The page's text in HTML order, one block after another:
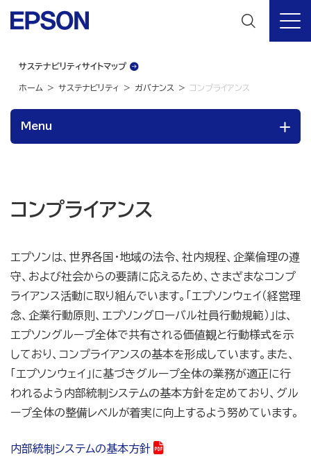
サステナビリティサイトマップ
ホーム サステナビリティ ガバナンス コンプライアンス
Menu
コンプライアンス
エプソンは、世界各国・地域の法令、社内規程、企業倫理の遵
守、および社会からの要請に応えるため、さまざまなコンプ
ライアンス活動に取り組んでいます。「エプソンウェイ（経営理
念、企業行動原則、エプソングローバル社員行動規範）」は、
エプソングループ全体で共有される価値観と行動様式を示
しており、コンプライアンスの基本を形成しています。また、
「エプソンウェイ」に基づきグループ全体の業務が適正に行
われるよう内部統制システムの基本方針を定めており、グル
ープ全体の整備レベルが着実に向上するよう努めています。
内部統制システムの基本方針